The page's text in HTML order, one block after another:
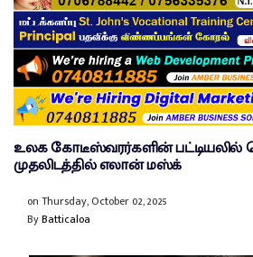
உலக கோடீஸ்வரர்களின் பட்டியலில்
முதலிடத்தில் எலான் மஸ்க்
on Thursday, October 02, 2025
ByBatticaloa